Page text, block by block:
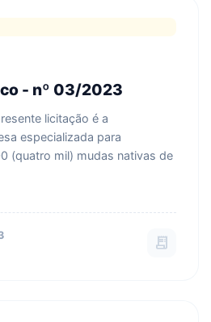
- nº 03/2023
licitação é a
especializada para
(quatro mil) mudas nativas de
receipt_long